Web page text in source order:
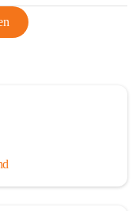
dazu gezwungen,
nächtlichen
Anschluss des
endete
und
wurde der
Als der Zweite
um. Es starben
vermisst.